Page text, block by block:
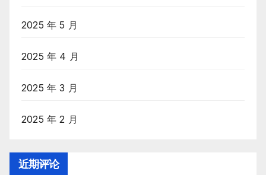
2025 年 5 月
2025 年 4 月
2025 年 3 月
2025 年 2 月
近期评论